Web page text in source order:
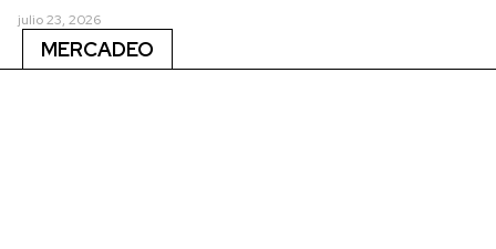
julio 23, 2026
MERCADEO